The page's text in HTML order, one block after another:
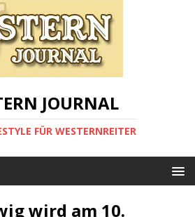
JOURNAL
FÜR WESTERNREITER
wird am 10.